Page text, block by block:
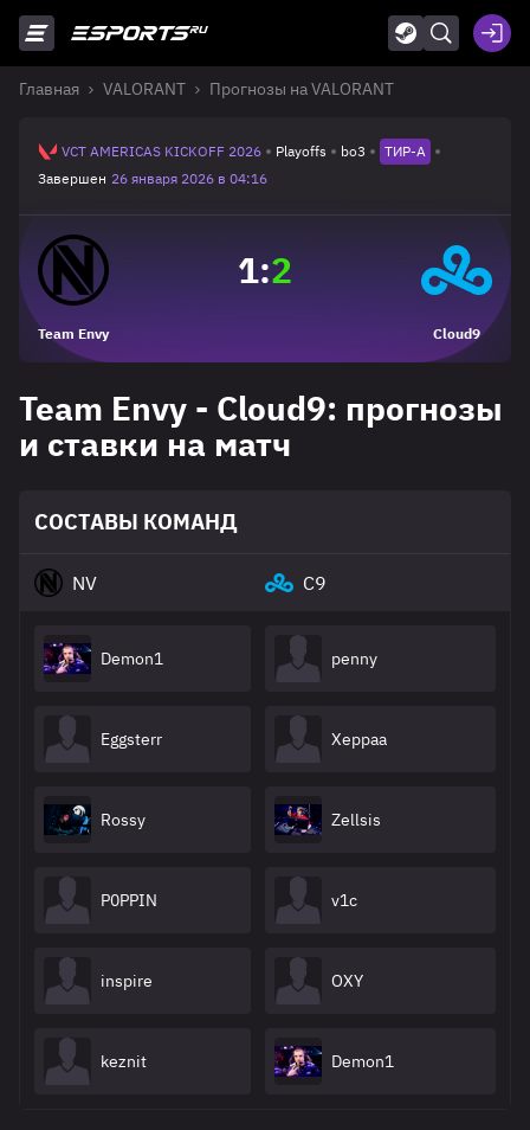
Главная VALORANT Прогнозы на VALORANT
VCT AMERICAS KICKOFF 2026 Playoffs bo3
ТИР-A
Завершен 26 января 2026 в 04:16
Team Envy
1:2
Cloud9
Team Envy - Cloud9: прогнозы
и ставки на матч
СОСТАВЫ КОМАНД
NV
Demon1
Eggsterr
Rossy
P0PPIN
inspire
keznit
C9
penny
Xeppaa
Zellsis
v1c
OXY
Demon1